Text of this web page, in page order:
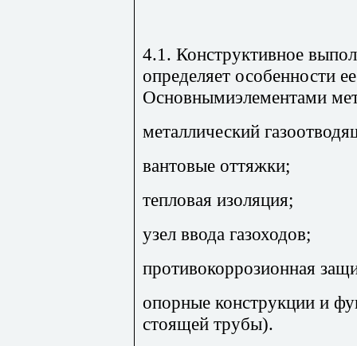
4.1. Конструктивное
определяет особенности
Основнымиэлементами
металлический
вантовые оттяжки;
тепловая изоляция;
узел ввода газоходов;
противокоррозионная
опорные конструкции и
стоящей трубы).